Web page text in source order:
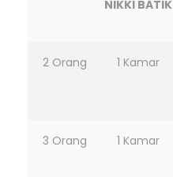
NIKKI BATIK
2 Orang 1 Kamar
3 Orang 1 Kamar